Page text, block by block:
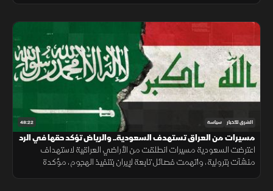
48:22 الشرق للأخبار سياسة
مسيرات من العراق تستهدف السعودية.. والرياض تؤكد حقها في الرد
اعترضت السعودية مسيرات انطلقت من الأراضي العراقية لاستهداف
منشآت بترولية، واتهمت فصائل تابعة لإيران بتنفيذ الهجوم، مؤكدة